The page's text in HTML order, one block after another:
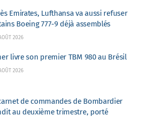
Emirates, Lufthansa va aussi refuser
Boeing 777-9 déjà assemblés
2026
livre son premier TBM 980 au Brésil
2026
de commandes de Bombardier
au deuxième trimestre, porté